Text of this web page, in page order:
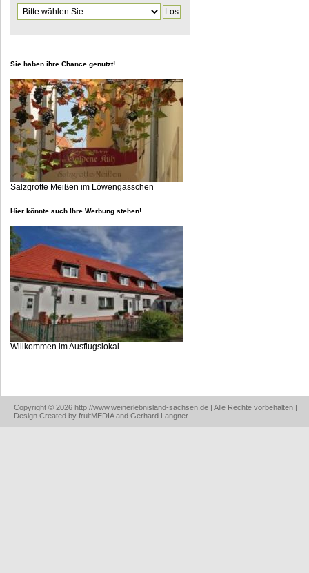
Zielseite
Sie haben ihre Chance genutzt!
Salzgrotte Meißen im Löwengässchen
Hier könnte auch Ihre Werbung stehen!
Willkommen im Ausflugslokal
Copyright © 2026 http://www.weinerlebnisland-sachsen.de | Alle Rechte vorbehalten |
Design Created by fruitMEDIA and Gerhard Langner